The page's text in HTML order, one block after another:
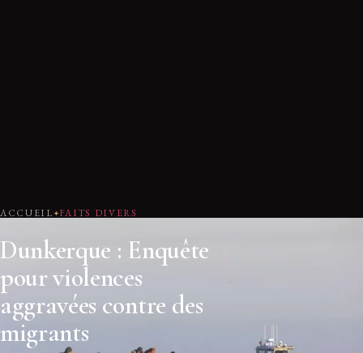
ACCUEIL FAITS DIVERS
Dunkerque : Enquête
pour violences
aggravées contre des
migrants